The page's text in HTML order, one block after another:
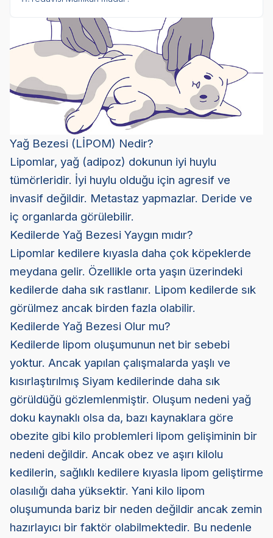
Yağ Bezesi (LİPOM) Nedir?
Lipomlar, yağ (adipoz) dokunun iyi huylu
tümörleridir. İyi huylu olduğu için agresif ve
invasif değildir. Metastaz yapmazlar. Deride ve
iç organlarda görülebilir.
Kedilerde Yağ Bezesi Yaygın mıdır?
Lipomlar kedilere kıyasla daha çok köpeklerde
meydana gelir. Özellikle orta yaşın üzerindeki
kedilerde daha sık rastlanır. Lipom kedilerde sık
görülmez ancak birden fazla olabilir.
Kedilerde Yağ Bezesi Olur mu?
Kedilerde lipom oluşumunun net bir sebebi
yoktur. Ancak yapılan çalışmalarda yaşlı ve
kısırlaştırılmış Siyam kedilerinde daha sık
görüldüğü gözlemlenmiştir. Oluşum nedeni yağ
doku kaynaklı olsa da, bazı kaynaklara göre
obezite gibi kilo problemleri lipom gelişiminin bir
nedeni değildir. Ancak obez ve aşırı kilolu
kedilerin, sağlıklı kedilere kıyasla lipom geliştirme
olasılığı daha yüksektir. Yani kilo lipom
oluşumunda bariz bir neden değildir ancak zemin
hazırlayıcı bir faktör olabilmektedir. Bu nedenle